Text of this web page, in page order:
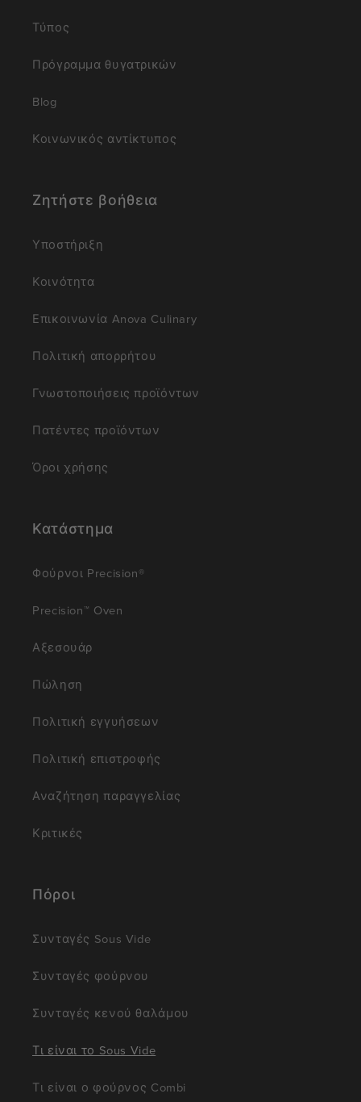
Τύπος
Πρόγραμμα θυγατρικών
Blog
Κοινωνικός αντίκτυπος
Ζητήστε βοήθεια
Υποστήριξη
Κοινότητα
Επικοινωνία Anova Culinary
Πολιτική απορρήτου
Γνωστοποιήσεις προϊόντων
Πατέντες προϊόντων
Όροι χρήσης
Κατάστημα
Φούρνοι Precision®
Precision™ Oven
Αξεσουάρ
Πώληση
Πολιτική εγγυήσεων
Πολιτική επιστροφής
Αναζήτηση παραγγελίας
Κριτικές
Πόροι
Συνταγές Sous Vide
Συνταγές φούρνου
Συνταγές κενού θαλάμου
Τι είναι το Sous Vide
Τι είναι ο φούρνος Combi